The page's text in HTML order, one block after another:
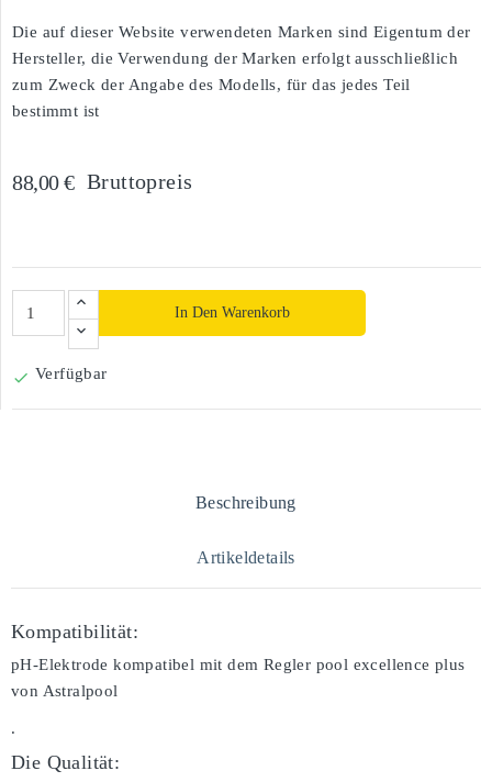
Die auf dieser Website verwendeten Marken sind Eigentum der
Hersteller, die Verwendung der Marken erfolgt ausschließlich
zum Zweck der Angabe des Modells, für das jedes Teil
bestimmt ist
88,00 € Bruttopreis
In Den Warenkorb
 Verfügbar
Beschreibung
Artikeldetails
Kompatibilität:
pH-Elektrode kompatibel mit dem Regler pool excellence plus
von Astralpool
.
Die Qualität: